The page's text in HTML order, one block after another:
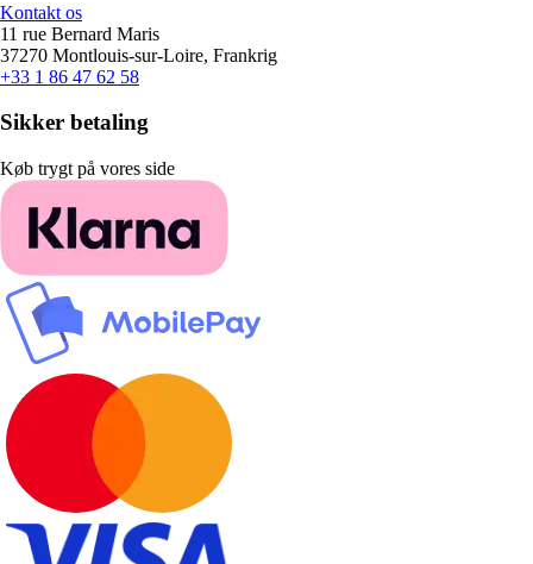
Kontakt os
11 rue Bernard Maris
37270 Montlouis-sur-Loire, Frankrig
+33 1 86 47 62 58
Sikker betaling
Køb trygt på vores side